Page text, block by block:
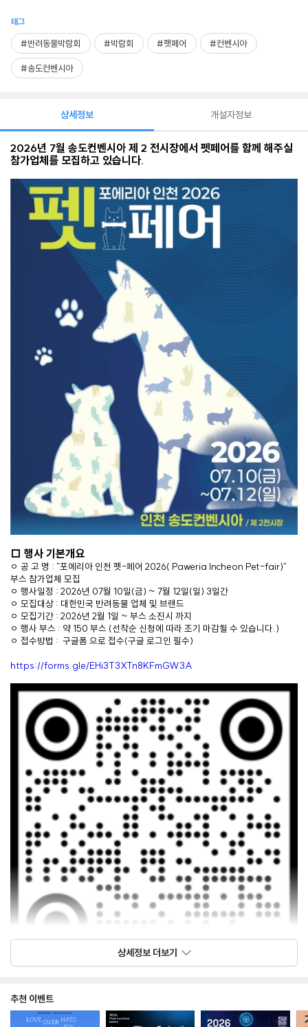
태그
#반려동물박람회 #박람회 #펫페어 #컨벤시아
#송도컨벤시아
상세정보
2026년 7월 송도컨벤시아 제 2 전시장에서 펫페어를 함께 해주실
참가업체를 모집하고 있습니다.
□ 행사 기본개요
ㅇ 공 고 명 : "포에리아 인천 펫-페어 2026( Paweria Incheon Pet-fair)"
부스 참가업체 모집
ㅇ 행사일정 : 2026년 07월 10일(금) ~ 7월 12일(일) 3일간
ㅇ 모집대상 : 대한민국 반려동물 업체 및 브랜드
ㅇ 모집기간 : 2026년 2월 1일 ~ 부스 소진시 까지
ㅇ 행사 부스 : 약 150 부스 (선착순 신청에 따라 조기 마감될 수 있습니다.)
ㅇ 접수방법 : 구글폼 으로 접수(구글 로그인 필수)
https://forms.gle/EHi3T3XTn8KFmGW3A
기본부스(3M*3M) - 조립식벽체, 바닥카펫, 조명, 현수막,
안내데스크&의자 각 1개 씩, 콘센트, 전기1kw 제공(독립부스는
상세정보 더보기
개설자정보
추천 이벤트